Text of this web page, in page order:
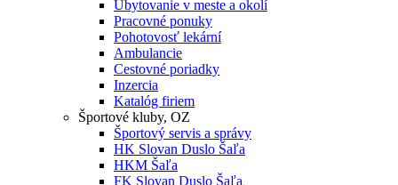
Ubytovanie v meste a okolí
Pracovné ponuky
Pohotovosť lekární
Ambulancie
Cestovné poriadky
Inzercia
Katalóg firiem
Športové kluby, OZ
Športový servis a správy
HK Slovan Duslo Šaľa
HKM Šaľa
FK Slovan Duslo Šaľa